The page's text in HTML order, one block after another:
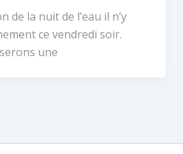
de la nuit de l’eau il n’y
ce vendredi soir.
une